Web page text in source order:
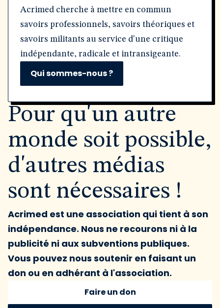
Acrimed cherche à mettre en commun
savoirs professionnels, savoirs théoriques et
savoirs militants au service d'une critique
indépendante, radicale et intransigeante.
Qui sommes-nous ?
Pour qu'un autre
monde soit possible,
d'autres médias
sont nécessaires !
Acrimed est une association qui tient à son
indépendance. Nous ne recourons ni à la
publicité ni aux subventions publiques.
Vous pouvez nous soutenir en faisant un
don ou en adhérant à l'association.
Faire un don